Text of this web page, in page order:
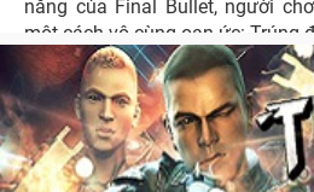
năng của Final Bullet, người
một cách vô cùng oan ức: Trúng